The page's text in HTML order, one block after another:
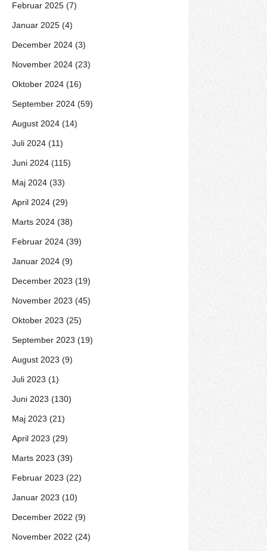
Februar 2025 (7)
Januar 2025 (4)
December 2024 (3)
November 2024 (23)
Oktober 2024 (16)
September 2024 (59)
August 2024 (14)
Juli 2024 (11)
Juni 2024 (115)
Maj 2024 (33)
April 2024 (29)
Marts 2024 (38)
Februar 2024 (39)
Januar 2024 (9)
December 2023 (19)
November 2023 (45)
Oktober 2023 (25)
September 2023 (19)
August 2023 (9)
Juli 2023 (1)
Juni 2023 (130)
Maj 2023 (21)
April 2023 (29)
Marts 2023 (39)
Februar 2023 (22)
Januar 2023 (10)
December 2022 (9)
November 2022 (24)